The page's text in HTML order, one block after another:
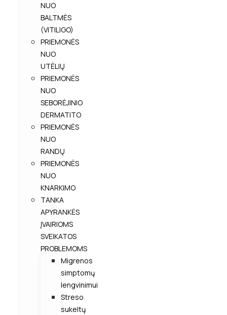
NUO
BALTMĖS
(VITILIGO)
PRIEMONĖS
NUO
UTĖLIŲ
PRIEMONĖS
NUO
SEBORĖJINIO
DERMATITO
PRIEMONĖS
NUO
RANDŲ
PRIEMONĖS
NUO
KNARKIMO
TANKA
APYRANKĖS
ĮVAIRIOMS
SVEIKATOS
PROBLEMOMS
Migrenos
simptomų
lengvinimui
Streso
sukeltų